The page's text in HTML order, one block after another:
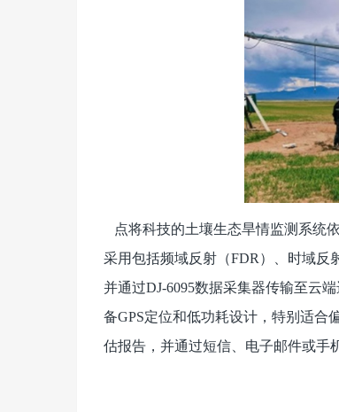
点将科技的土壤生态旱情监测系统
采用包括频域反射（FDR）、时域反
并通过DJ-6095数据采集器传输至云
备GPS定位和低功耗设计，特别适合
估报告，并通过短信、电子邮件或手